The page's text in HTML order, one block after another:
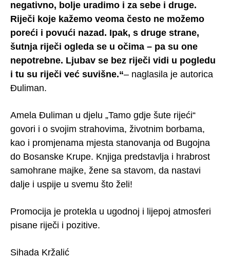
negativno, bolje uradimo i za sebe i druge.
Riječi koje kažemo veoma često ne možemo
poreći i povući nazad. Ipak, s druge strane,
šutnja riječi ogleda se u očima – pa su one
nepotrebne. Ljubav se bez riječi vidi u pogledu
i tu su riječi već suvišne.“– naglasila je autorica
Đuliman.
Amela Đuliman u djelu „Tamo gdje šute rijeći“
govori i o svojim strahovima, životnim borbama,
kao i promjenama mjesta stanovanja od Bugojna
do Bosanske Krupe. Knjiga predstavlja i hrabrost
samohrane majke, žene sa stavom, da nastavi
dalje i uspije u svemu što želi!
Promocija je protekla u ugodnoj i lijepoj atmosferi
pisane riječi i pozitive.
Sihada Kržalić